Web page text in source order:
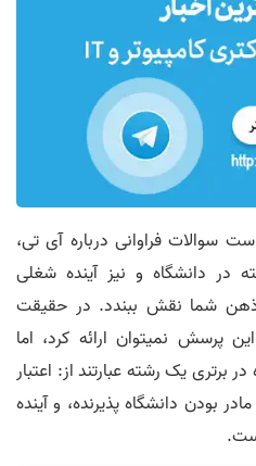
سوالات فراوانی درباره آی تی،
در دانشگاه و نیز آینده شغلی
ذهن شما نقش ببندد. در حقیقت
نمیتوان ارائه کرد، اما
برتری یک رشته عبارتند از: اعتبار
بودن دانشگاه پذیرنده، و آینده